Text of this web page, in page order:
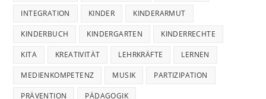
INTEGRATION KINDER KINDERARMUT
KINDERBUCH KINDERGARTEN KINDERRECHTE
KITA KREATIVITÄT LEHRKRÄFTE LERNEN
MEDIENKOMPETENZ MUSIK PARTIZIPATION
PRÄVENTION PÄDAGOGIK